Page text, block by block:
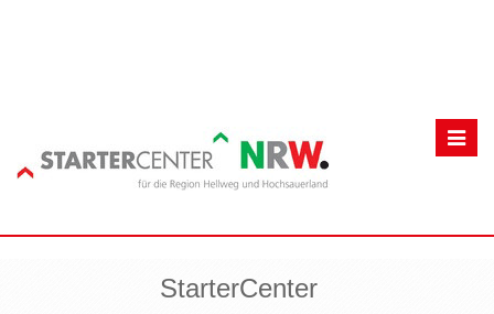
StarterCenter